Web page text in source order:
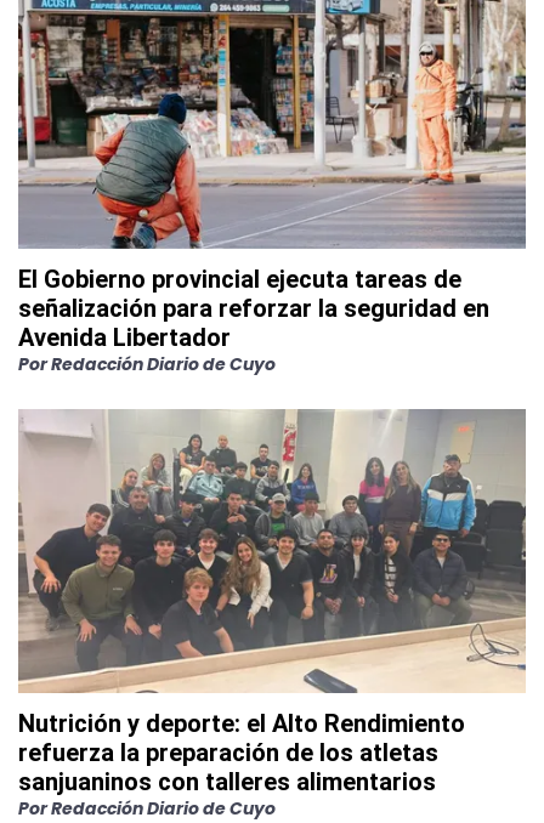
El Gobierno provincial ejecuta tareas de
señalización para reforzar la seguridad en
Avenida Libertador
PorRedacción Diario de Cuyo
Nutrición y deporte: el Alto Rendimiento
refuerza la preparación de los atletas
sanjuaninos con talleres alimentarios
PorRedacción Diario de Cuyo